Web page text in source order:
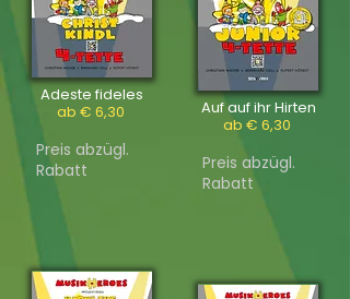
Adeste fideles
ab € 6,30
Preis abzügl.
Rabatt
Auf auf ihr Hirten
ab € 6,30
Preis abzügl.
Rabatt